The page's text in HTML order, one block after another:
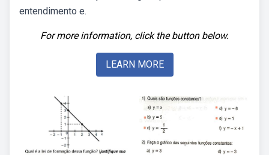
entendimento e.
For more information, click the button below.
LEARN MORE